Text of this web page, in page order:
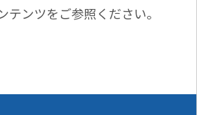
テンツをご参照ください。